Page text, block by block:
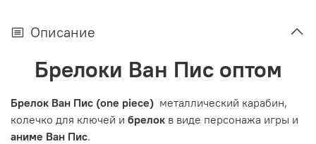
Описание
Брелоки Ван Пис оптом
Брелок Ван Пис (one piece) металлический карабин,
колечко для ключей и брелок в виде персонажа игры и
аниме Ван Пис.